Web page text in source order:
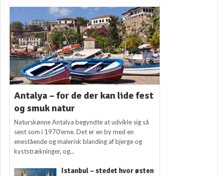
Antalya – for de der kan lide fest
og smuk natur
Naturskønne Antalya begyndte at udvikle sig så
sent som i 1970’erne. Det er en by med en
enestående og malerisk blanding af bjerge og
kyststrækninger, og...
Istanbul – stedet hvor østen